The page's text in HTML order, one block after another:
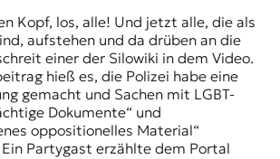
Kopf, los, alle! Und jetzt alle, die als
aufstehen und da drüben an die
einer der Silowiki in dem Video.
hieß es, die Polizei habe eine
gemacht und Sachen mit LGBT-
Dokumente“ und
oppositionelles Material“
Partygast erzählte dem Portal